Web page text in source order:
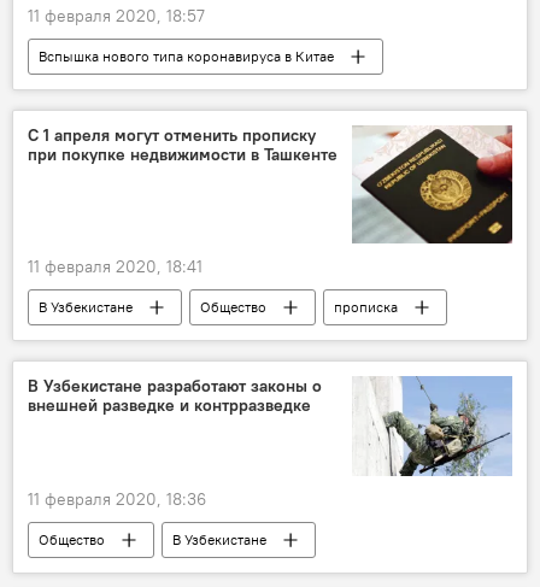
11 февраля 2020, 18:57
Вспышка нового типа коронавируса в Китае
В мире
Коронавирус COVID-19
вентиляция
Китай
С 1 апреля могут отменить прописку
при покупке недвижимости в Ташкенте
11 февраля 2020, 18:41
В Узбекистане Общество прописка
В Узбекистане разработают законы о
внешней разведке и контрразведке
11 февраля 2020, 18:36
Общество
В Узбекистане
Узбекистан
разведка
разведчики